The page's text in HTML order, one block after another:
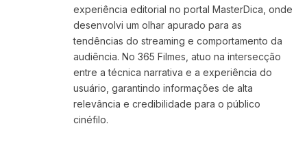
experiência editorial no portal MasterDica, onde
desenvolvi um olhar apurado para as
tendências do streaming e comportamento da
audiência. No 365 Filmes, atuo na intersecção
entre a técnica narrativa e a experiência do
usuário, garantindo informações de alta
relevância e credibilidade para o público
cinéfilo.